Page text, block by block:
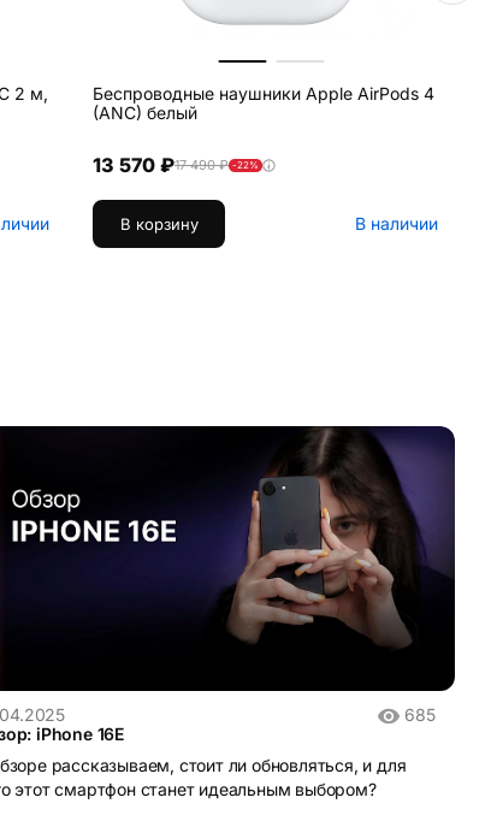
Беспроводные наушники Apple AirPods 4
(ANC) белый
13 570 ₽17 490 ₽ -22%
В корзину В наличии
685
iPhone 16E
рассказываем, стоит ли обновляться, и для
этот смартфон станет идеальным выбором?